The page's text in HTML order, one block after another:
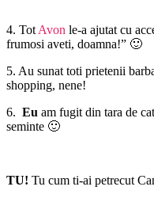
4. Tot Avon le-a ajutat cu
frumosi aveti, doamna!” 🙂
5. Au sunat toti prietenii
shopping, nene!
6. Eu am fugit din tara de
seminte 🙂
TU! Tu cum ti-ai petrecut